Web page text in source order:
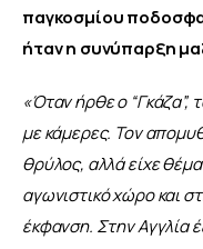
παγκοσμίου
ήταν η συνύπαρξη
«Όταν ήρθε ο “Γκάζα”,
με κάμερες. Τον
θρύλος, αλλά είχε
αγωνιστικό χώρο και
έκφανση. Στην Αγγλία